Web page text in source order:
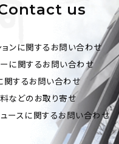
us
ョンに関するお問い合わせ
ーに関するお問い合わせ
関するお問い合わせ
などのお取り寄せ
ースに関するお問い合わせ